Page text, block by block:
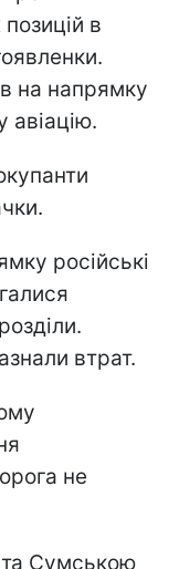
в
на напрямку
авіацію.
російські
втрат.
не
та Сумською